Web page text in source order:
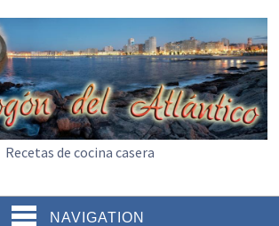
Recetas de cocina casera
NAVIGATION